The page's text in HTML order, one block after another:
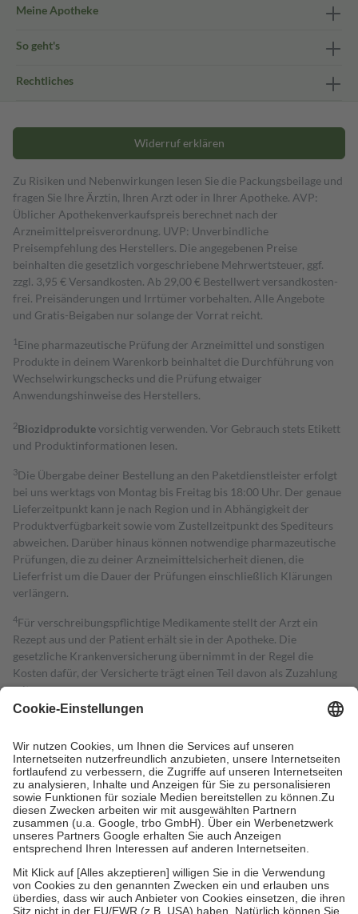
Meine Apotheke
So geht's
Rechtliches
Widerruf erklären
Zu Risiken und Nebenwirkungen lesen Sie die Packungsbeilage und
fragen Sie Ihre Ärztin, Ihren Arzt oder in Ihrer Apotheke. AVP:
Üblicher Apothekenverkaufspreis berechnet nach der
Arzneimittelpreisverordnung. UVP: Unverbindliche
Preisempfehlung des Herstellers. Die angegebenen Preise
beinhalten die gesetzlich vorgeschriebene Mehrwertsteuer, ggf.
zzgl. 3,95 € Versandkosten. Ab 29,00 € Bestell­wert versand­kosten­
frei. Preisänderungen und Irrtümer vorbehalten. Alle Angebote
und Gratis-Beigaben nur solange der Vorrat reicht.
1 Eine pharmazeutische Prüfung der Arzneimittel und sonstigen
Produkte in deinem Warenkorb beinhaltet die Durchführung von
Wechselwirkungschecks und die Prüfung etwaiger
Anwendungshinweise des Herstellers.
2Biozidproduktevorsichtig verwenden. Vor Gebrauch stets Etikett
und Produktinformationen lesen.
3Die Übergabe deiner Bestellung an den Paketdienstleister erfolgt
bei uns werktags von Montag bis Freitag bis 18:00 Uhr. Der genaue
Lieferzeitpunkt kann je nach Region und in Abhängigkeit der
Produktverfügbarkeit sowie vom Zustellzeitpunkt des Spediteurs
abweichen. Darüber hinaus können notwendige pharmazeutische
Prüfungen, die zu deiner Arzneimittelsicherheit dienen, die
Lieferfrist um die Dauer der Prüfungen einschließlich Klärungen
verlängern.
4Für verschreibungspflichtige Medikamente stellt der Arzt ein
Rezept aus und der Patient erhält sie in der Apotheke. Die
gesetzliche Krankenversicherung übernimmt in der Regel die
Kosten dafür, der Versicherte trägt einen Teil davon als Zuzahlung
mit.
Grundsätzlich leisten Mitglieder Zuzahlungen in Höhe von zehn
höchstens zehn Euro.
Es sind jedoch nie mehr als die tatsächlichen
Kosten der Leistung zu entrichten.
Diese Regeln gelten grundsätzlich auch für Online-Apotheken.
Bei Heilmitteln und häuslicher Krankenpflege beträgt die
Zuzahlung zehn Prozent der Kosten sowie zehn Euro je
Verordnung.
Um das Engagement der Versicherten für ihre eigene Gesundheit zu
stärken und die besondere Stellung der Familie zu unterstützen,
fallenkeine Zuzahlungenan bei:
• Kindern und Jugendlichen bis zum vollendeten 18. Lebensjahr
mit Ausnahme der Fahrkosten